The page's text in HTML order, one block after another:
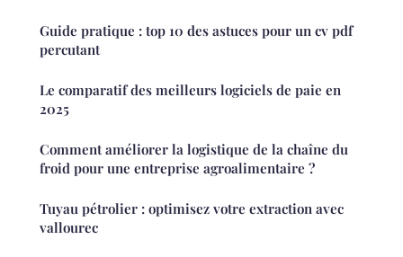
Guide pratique : top 10 des astuces pour un cv pdf
percutant
Le comparatif des meilleurs logiciels de paie en
2025
Comment améliorer la logistique de la chaîne du
froid pour une entreprise agroalimentaire ?
Tuyau pétrolier : optimisez votre extraction avec
vallourec